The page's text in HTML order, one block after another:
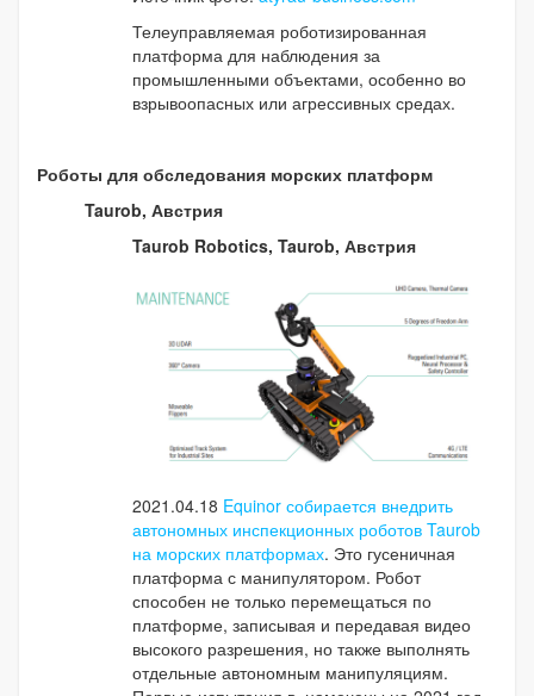
Телеуправляемая роботизированная
платформа для наблюдения за
промышленными объектами, особенно во
взрывоопасных или агрессивных средах.
Роботы для обследования морских платформ
Taurob, Австрия
Taurob Robotics, Taurob, Австрия
2021.04.18 Equinor собирается внедрить
автономных инспекционных роботов Taurob
на морских платформах. Это гусеничная
платформа с манипулятором. Робот
способен не только перемещаться по
платформе, записывая и передавая видео
высокого разрешения, но также выполнять
отдельные автономным манипуляциям.